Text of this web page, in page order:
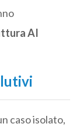
AI
caso isolato,